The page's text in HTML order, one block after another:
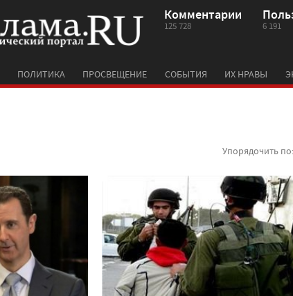
Комментарии
125 728 6 191
ПОЛИТИКА ПРОСВЕЩЕНИЕ СОБЫТИЯ ИХ НРАВЫ
Упорядочить по: